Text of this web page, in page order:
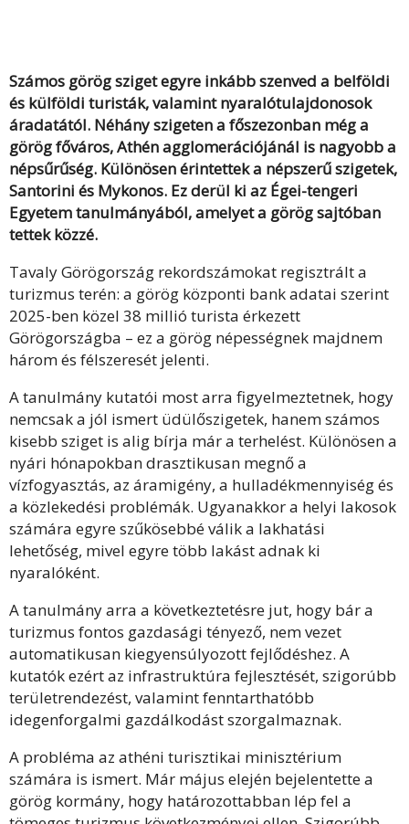
Számos görög sziget egyre inkább szenved a belföldi
és külföldi turisták, valamint nyaralótulajdonosok
áradatától. Néhány szigeten a főszezonban még a
görög főváros, Athén agglomerációjánál is nagyobb a
népsűrűség. Különösen érintettek a népszerű szigetek,
Santorini és Mykonos. Ez derül ki az Égei-tengeri
Egyetem tanulmányából, amelyet a görög sajtóban
tettek közzé.
Tavaly Görögország rekordszámokat regisztrált a
turizmus terén: a görög központi bank adatai szerint
2025-ben közel 38 millió turista érkezett
Görögországba – ez a görög népességnek majdnem
három és félszeresét jelenti.
A tanulmány kutatói most arra figyelmeztetnek, hogy
nemcsak a jól ismert üdülőszigetek, hanem számos
kisebb sziget is alig bírja már a terhelést. Különösen a
nyári hónapokban drasztikusan megnő a
vízfogyasztás, az áramigény, a hulladékmennyiség és
a közlekedési problémák. Ugyanakkor a helyi lakosok
számára egyre szűkösebbé válik a lakhatási
lehetőség, mivel egyre több lakást adnak ki
nyaralóként.
A tanulmány arra a következtetésre jut, hogy bár a
turizmus fontos gazdasági tényező, nem vezet
automatikusan kiegyensúlyozott fejlődéshez. A
kutatók ezért az infrastruktúra fejlesztését, szigorúbb
területrendezést, valamint fenntarthatóbb
idegenforgalmi gazdálkodást szorgalmaznak.
A probléma az athéni turisztikai minisztérium
számára is ismert. Már május elején bejelentette a
görög kormány, hogy határozottabban lép fel a